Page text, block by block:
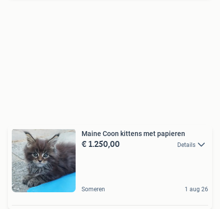
Maine Coon kittens met papieren
€ 1.250,00 Details
Someren 1 aug 26